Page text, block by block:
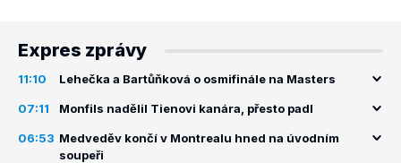
Expres zprávy
11:10 Lehečka a Bartůňková o osmifinále na Masters
07:11 Monfils nadělil Tienovi kanára, přesto padl
06:53 Medveděv končí v Montrealu hned na úvodním
soupeři